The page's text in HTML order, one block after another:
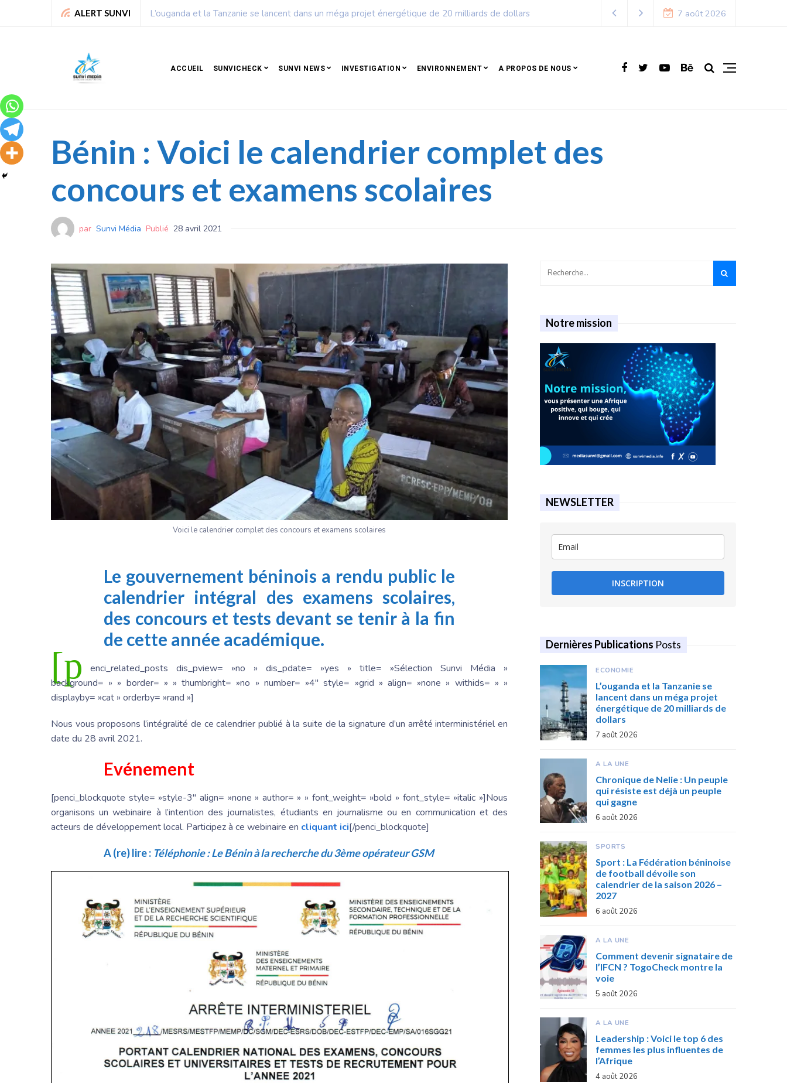
ALERT SUNVI Chronique de Nelie : Un peuple qui résiste est déjà un peuple qui gagne 7 août 2026
ACCUEIL SUNVICHECK SUNVI NEWS INVESTIGATION ENVIRONNEMENT A PROPOS DE NOUS
Bénin : Voici le calendrier complet des
concours et examens scolaires
par Sunvi Média Publié 28 avril 2021
Voici le calendrier complet des concours et examens scolaires
Le gouvernement béninois a rendu public le
calendrier intégral des examens scolaires,
des concours et tests devant se tenir à la fin
de cette année académique.
[p
enci_related_posts dis_pview= »no » dis_pdate= »yes » title= »Sélection Sunvi Média »
background= » » border= » » thumbright= »no » number= »4″ style= »grid » align= »none » withids= » »
displayby= »cat » orderby= »rand »]
Nous vous proposons l’intégralité de ce calendrier publié à la suite de la signature d’un arrêté interministériel en
date du 28 avril 2021.
Evénement
[penci_blockquote style= »style-3″ align= »none » author= » » font_weight= »bold » font_style= »italic »]Nous
organisons un webinaire à l’intention des journalistes, étudiants en journalisme ou en communication et des
acteurs de développement local. Participez à ce webinaire en cliquant ici[/penci_blockquote]
A (re) lire : Téléphonie : Le Bénin à la recherche du 3ème opérateur GSM
Notre mission
NEWSLETTER
INSCRIPTION
Dernières Publications Posts
ECONOMIE
L’ouganda et la Tanzanie se
lancent dans un méga projet
énergétique de 20 milliards de
dollars
7 août 2026
A LA UNE
Chronique de Nelie : Un peuple
qui résiste est déjà un peuple
qui gagne
6 août 2026
SPORTS
Sport : La Fédération béninoise
de football dévoile son
calendrier de la saison 2026 –
2027
6 août 2026
A LA UNE
Comment devenir signataire de
l’IFCN ? TogoCheck montre la
voie
5 août 2026
A LA UNE
Leadership : Voici le top 6 des
femmes les plus influentes de
l’Afrique
4 août 2026